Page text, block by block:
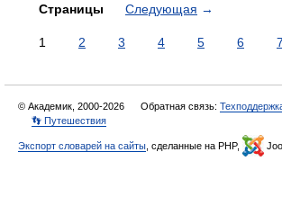
Страницы Следующая →
1 2 3 4 5 6 7
© Академик, 2000-2026 Обратная связь:
👣 Путешествия
Экспорт словарей на сайты , сделанные на PHP,